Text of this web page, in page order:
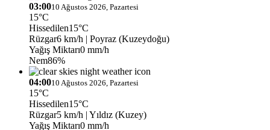
03:0010 Ağustos 2026, Pazartesi
15°C
Hissedilen15°C
Rüzgar6 km/h | Poyraz (Kuzeydoğu)
Yağış Miktarı0 mm/h
Nem86%
04:0010 Ağustos 2026, Pazartesi
15°C
Hissedilen15°C
Rüzgar5 km/h | Yıldız (Kuzey)
Yağış Miktarı0 mm/h